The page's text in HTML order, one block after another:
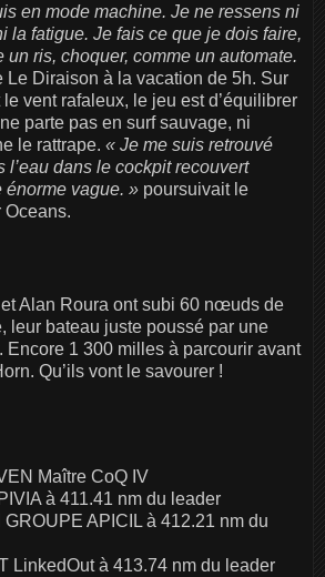
en mode machine. Je ne ressens ni
la fatigue. Je fais ce que je dois faire,
un ris, choquer, comme un automate.
Le Diraison à la vacation de 5h. Sur
le vent rafaleux, le jeu est d’équilibrer
parte pas en surf sauvage, ni
le rattrape. « Je me suis retrouvé
l’eau dans le cockpit recouvert
énorme vague. » poursuivait le
Oceans.
Alan Roura ont subi 60 nœuds de
leur bateau juste poussé par une
Encore 1 300 milles à parcourir avant
Qu’ils vont le savourer !
Maître CoQ IV
à 411.41 nm du leader
APICIL à 412.21 nm du
LinkedOut à 413.74 nm du leader